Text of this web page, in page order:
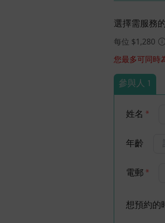
選擇需服務
每位 $1,280
您最多可同時
參與人 1
姓名*
年齡
電郵*
想預約的